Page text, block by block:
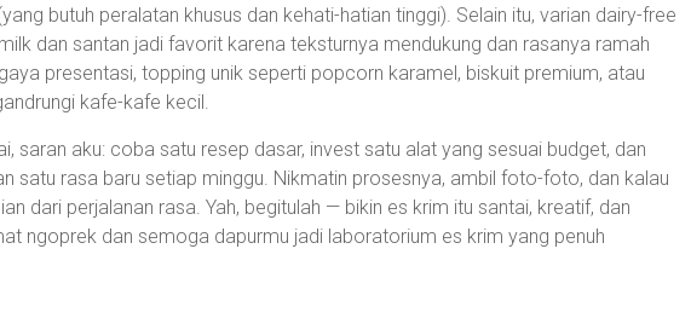
butuh peralatan khusus dan kehati-hatian tinggi). Selain itu, varian dairy-free
dan santan jadi favorit karena teksturnya mendukung dan rasanya ramah
presentasi, topping unik seperti popcorn karamel, biskuit premium, atau
kafe-kafe kecil.
saran aku: coba satu resep dasar, invest satu alat yang sesuai budget, dan
satu rasa baru setiap minggu. Nikmatin prosesnya, ambil foto-foto, dan kalau
dari perjalanan rasa. Yah, begitulah — bikin es krim itu santai, kreatif, dan
ngoprek dan semoga dapurmu jadi laboratorium es krim yang penuh